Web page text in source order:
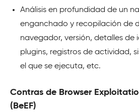
Análisis en profundidad de un
enganchado y recopilación de
navegador, versión, detalles de
plugins, registros de actividad,
el que se ejecuta, etc.
Contras de Browser
(BeEF)